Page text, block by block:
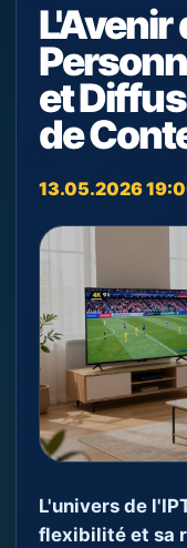
L'Avenir
et
de
13.05.2026
L'univers de
flexibilité et sa